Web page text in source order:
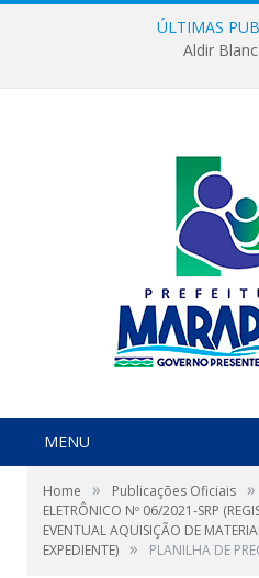
ÚLTIMAS
Aldir
MENU
Home » Publicações Oficiais »
ELETRÔNICO Nº 06/2021-SRP
EVENTUAL AQUISIÇÃO DE
EXPEDIENTE) » PLANILHA DE